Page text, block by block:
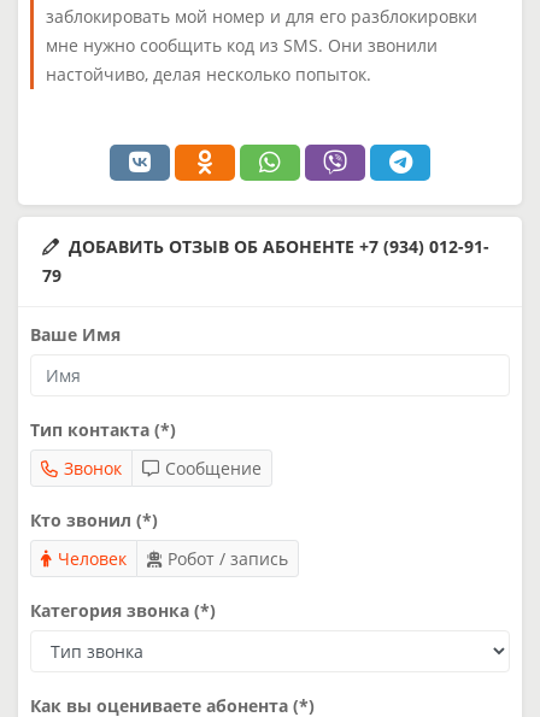
заблокировать мой номер и для его разблокировки
мне нужно сообщить код из SMS. Они звонили
настойчиво, делая несколько попыток.
ДОБАВИТЬ ОТЗЫВ ОБ АБОНЕНТЕ +7 (934) 012-91-
79
Ваше Имя
Тип контакта (*)
Звонок
Сообщение
Кто звонил (*)
Человек
Робот / запись
Категория звонка (*)
Как вы оцениваете абонента (*)